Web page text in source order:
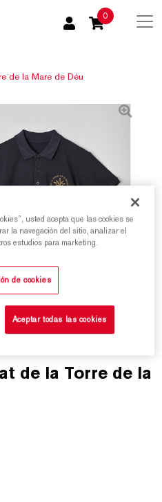
0
de la Mare de Déu
usted acepta que las cookies se
la navegación del sitio, analizar el
estudios para marketing.
de cookies
Aceptar todas las cookies